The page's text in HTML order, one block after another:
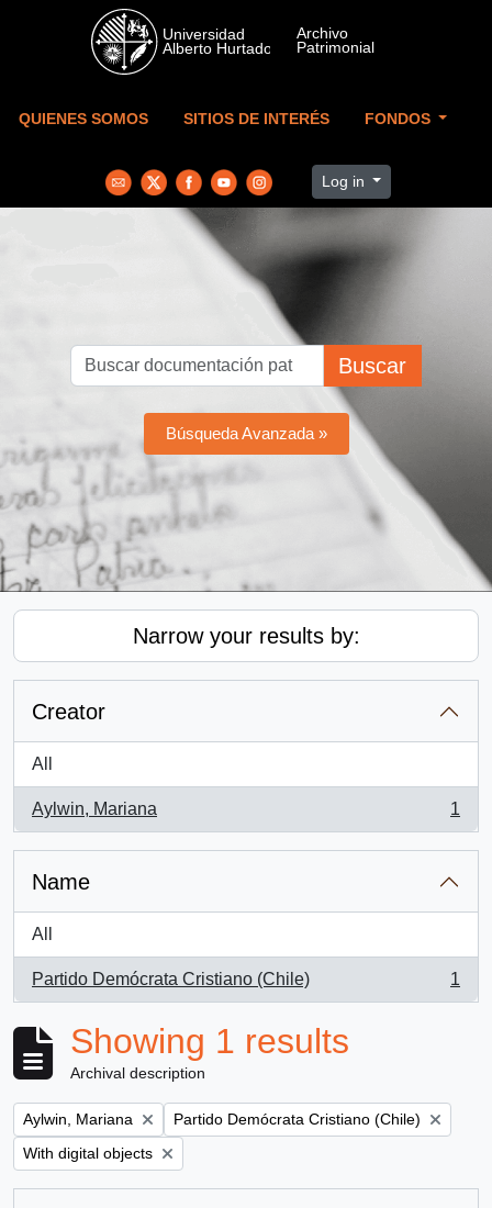
Skip to main content
QUIENES SOMOS SITIOS DE INTERÉS FONDOS
Log in
Buscar
Búsqueda Avanzada »
Narrow your results by:
Creator
All
Aylwin, Mariana
, 1 results
1
Name
All
Partido Demócrata Cristiano (Chile)
, 1 results
1
Showing 1 results
Archival description
Remove filter:
Aylwin, Mariana Remove filter:
Partido Demócrata Cristiano (Chile)
Remove filter:
With digital objects